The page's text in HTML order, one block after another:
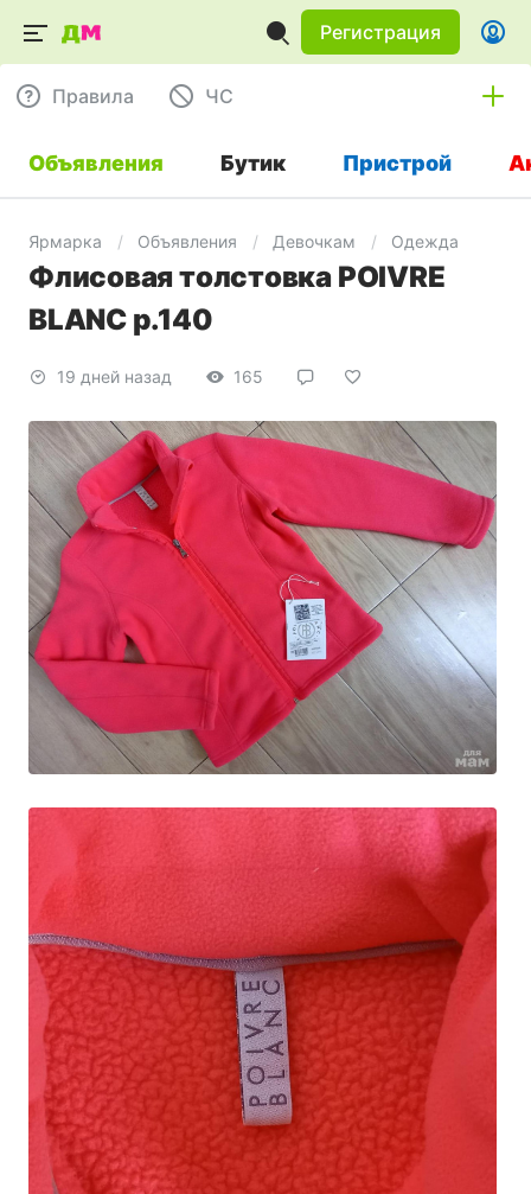
Регистрация
Правила ЧC
Объявления Бутик Пристрой
Ярмарка Объявления Девочкам Одежда
Флисовая толстовка POIVRE
BLANC р.140
19 дней назад 165